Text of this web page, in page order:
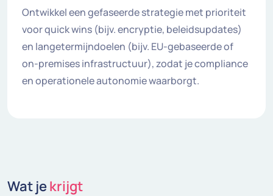
Ontwikkel een gefaseerde strategie met prioriteit
voor quick wins (bijv. encryptie, beleidsupdates)
en langetermijndoelen (bijv. EU-gebaseerde of
on-premises infrastructuur), zodat je compliance
en operationele autonomie waarborgt.
Wat jekrijgt